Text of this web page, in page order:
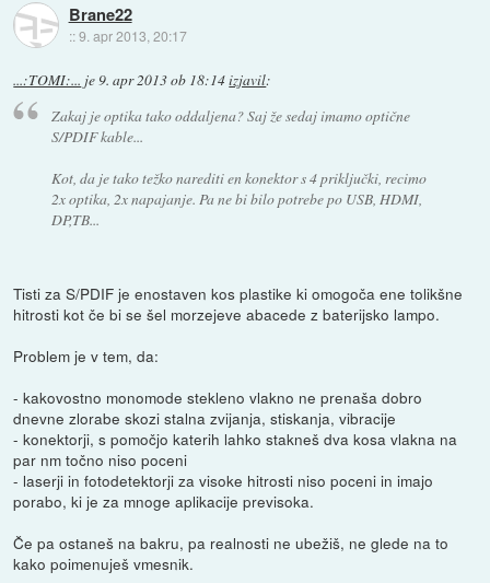
Brane22
::9. apr 2013, 20:17
...:TOMI:... je 9. apr 2013 ob 18:14izjavil:
Zakaj je optika tako oddaljena? Saj že sedaj imamo optične
S/PDIF kable...
Kot, da je tako težko narediti en konektor s 4 priključki, recimo
2x optika, 2x napajanje. Pa ne bi bilo potrebe po USB, HDMI,
DP,TB...
Tisti za S/PDIF je enostaven kos plastike ki omogoča ene tolikšne
hitrosti kot če bi se šel morzejeve abacede z baterijsko lampo.
Problem je v tem, da:
- kakovostno monomode stekleno vlakno ne prenaša dobro
dnevne zlorabe skozi stalna zvijanja, stiskanja, vibracije
- konektorji, s pomočjo katerih lahko stakneš dva kosa vlakna na
par nm točno niso poceni
- laserji in fotodetektorji za visoke hitrosti niso poceni in imajo
porabo, ki je za mnoge aplikacije previsoka.
Če pa ostaneš na bakru, pa realnosti ne ubežiš, ne glede na to
kako poimenuješ vmesnik.